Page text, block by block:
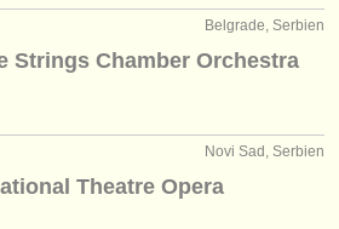
Belgrade, Serbien
Strings Chamber Orchestra
Novi Sad, Serbien
Theatre Opera